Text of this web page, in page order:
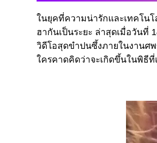
ในยุคที่ความน่ารักและเทคโนโ
ฮากันเป็นระยะ ล่าสุดเมื่อวันที่
วิดีโอสุดขำปนซึ้งภายในงานศ
ใครคาดคิดว่าจะเกิดขึ้นในพิธี